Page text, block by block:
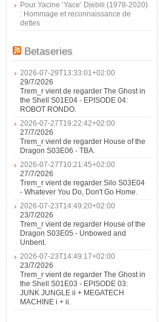
Pour Yacine ‘Yace’ Djebili (1978-2020)
: Hommage et reconnaissance de
dettes
Betaseries
2026-07-29T13:33:01+02:00
29/7/2026
Trem_r vient de regarder The Ghost in
the Shell S01E04 - EPISODE 04:
ROBOT RONDO.
2026-07-27T19:22:42+02:00
27/7/2026
Trem_r vient de regarder House of the
Dragon S03E06 - TBA.
2026-07-27T10:21:45+02:00
27/7/2026
Trem_r vient de regarder Silo S03E04
- Whatever You Do, Don't Go Home.
2026-07-23T14:49:20+02:00
23/7/2026
Trem_r vient de regarder House of the
Dragon S03E05 - Unbowed and
Unbent.
2026-07-23T14:49:17+02:00
23/7/2026
Trem_r vient de regarder The Ghost in
the Shell S01E03 - EPISODE 03:
JUNK JUNGLE ii + MEGATECH
MACHINE i + ii.